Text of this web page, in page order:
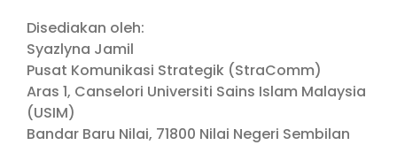
Disediakan oleh:
Syazlyna Jamil
Pusat Komunikasi Strategik (StraComm)
Aras 1, Canselori Universiti Sains Islam Malaysia
(USIM)
Bandar Baru Nilai, 71800 Nilai Negeri Sembilan